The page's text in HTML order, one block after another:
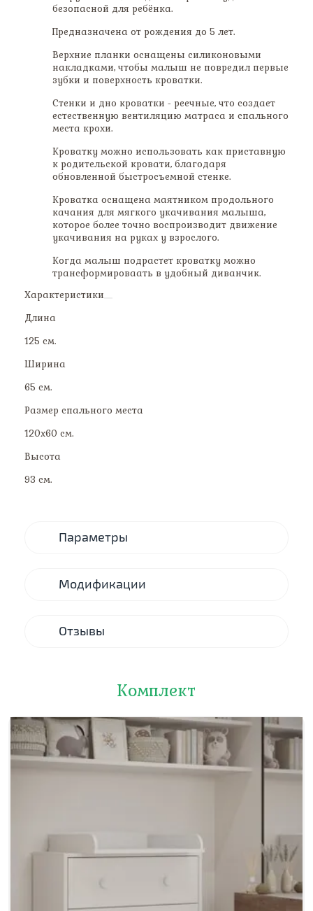
безопасной для ребёнка.
Предназначена от рождения до 5 лет.
Верхние планки оснащены силиконовыми
накладками, чтобы малыш не повредил первые
зубки и поверхность кроватки.
Стенки и дно кроватки - реечные, что создает
естественную вентиляцию матраса и спального
места крохи.
Кроватку можно использовать как приставную
к родительской кровати, благодаря
обновленной быстросъемной стенке.
Кроватка оснащена маятником продольного
качания для мягкого укачивания малыша,
которое более точно воспроизводит движение
укачивания на руках у взрослого.
Когда малыш подрастет кроватку можно
трансформироваать в удобный диванчик.
Характеристики
Длина
125 см.
Ширина
65 см.
Размер спального места
120х60 см.
Высота
93 см.
Параметры
Модификации
Отзывы
Комплект